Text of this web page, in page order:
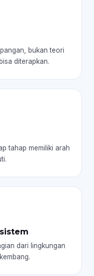
bukan teori
diterapkan.
tahap memiliki arah
dari lingkungan